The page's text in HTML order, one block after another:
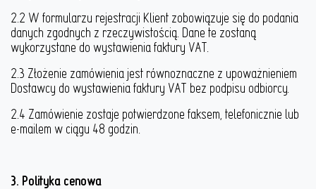
2.2 W formularzu rejestracji Klient zobowiązuje się do podania
danych zgodnych z rzeczywistością. Dane te zostaną
wykorzystane do wystawienia faktury VAT.
2.3 Złożenie zamówienia jest równoznaczne z upoważnieniem
Dostawcy do wystawienia faktury VAT bez podpisu odbiorcy.
2.4 Zamówienie zostaje potwierdzone faksem, telefonicznie lub
e-mailem w ciągu 48 godzin.
3. Polityka cenowa